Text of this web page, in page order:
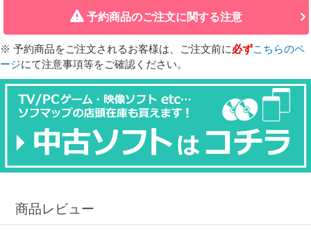
予約商品のご注文に関する注意
※ 予約商品をご注文されるお客様は、ご注文前に必ずこちらのペ
ージにて注意事項等をご確認ください。
商品レビュー